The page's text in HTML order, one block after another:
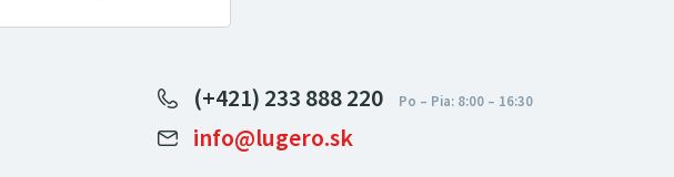
(+421) 233 888 220
info@lugero.sk